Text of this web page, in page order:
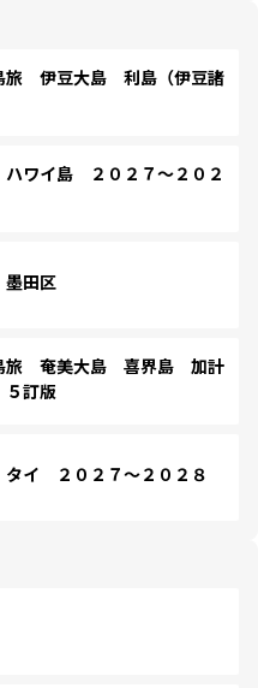
伊豆大島 利島（伊豆諸
ワイ島 ２０２７～２０２
田区
旅 奄美大島 喜界島 加計
訂版
イ ２０２７～２０２８